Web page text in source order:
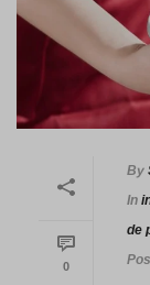
0
By
In
de